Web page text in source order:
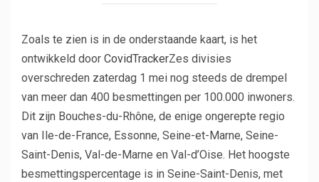
Zoals te zien is in de onderstaande kaart, is het
ontwikkeld door CovidTrackerZes divisies
overschreden zaterdag 1 mei nog steeds de drempel
van meer dan 400 besmettingen per 100.000 inwoners.
Dit zijn Bouches-du-Rhône, de enige ongerepte regio
van Ile-de-France, Essonne, Seine-et-Marne, Seine-
Saint-Denis, Val-de-Marne en Val-d’Oise. Het hoogste
besmettingspercentage is in Seine-Saint-Denis, met